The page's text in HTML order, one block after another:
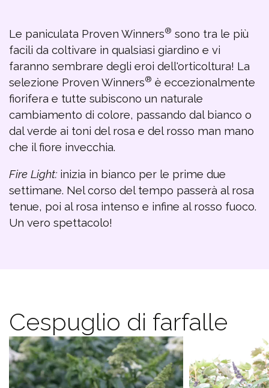
Le paniculata Proven Winners® sono tra le più
facili da coltivare in qualsiasi giardino e vi
faranno sembrare degli eroi dell'orticoltura! La
selezione Proven Winners® è eccezionalmente
fiorifera e tutte subiscono un naturale
cambiamento di colore, passando dal bianco o
dal verde ai toni del rosa e del rosso man mano
che il fiore invecchia.
Fire Light: inizia in bianco per le prime due
settimane. Nel corso del tempo passerà al rosa
tenue, poi al rosa intenso e infine al rosso fuoco.
Un vero spettacolo!
Cespuglio di farfalle